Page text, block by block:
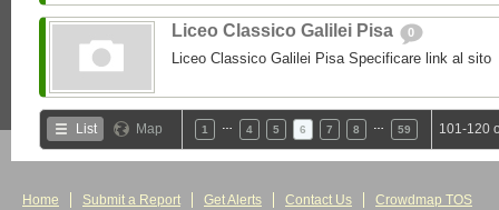
Liceo Classico Galilei Pisa 0
Liceo Classico Galilei Pisa Specificare link al sito
List Map 1 4 5 6 7 8 59 101-120
Home Submit a Report Get Alerts Contact Us Crowdmap TOS